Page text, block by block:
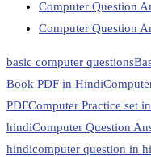
Computer Question
Computer Question
basic computer questions
Book PDF in Hindi
PDFComputer Practice set
hindiComputer Question
hindicomputer question in